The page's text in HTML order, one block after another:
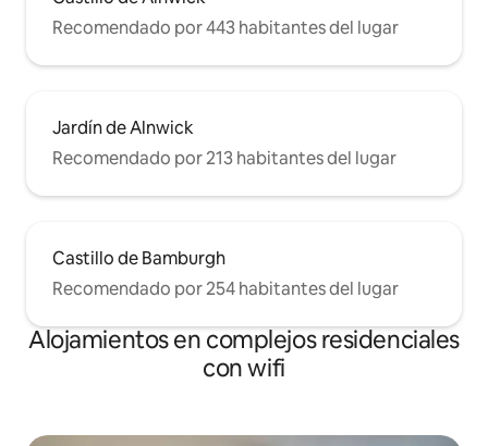
Recomendado por 443 habitantes del lugar
Jardín de Alnwick
Recomendado por 213 habitantes del lugar
Castillo de Bamburgh
Recomendado por 254 habitantes del lugar
Alojamientos en complejos residenciales
con wifi